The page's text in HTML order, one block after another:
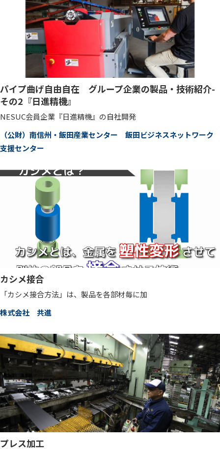
パイプ曲げ自由自在 グループ企業の製品・技術紹介-
その2『日進精機』
NESUC会員企業『日進精機』の自社開発
（公財）南信州・飯田産業センター 飯田ビジネスネットワーク
支援センター
カシメ接合
「カシメ接合方法」は、製品を各部材毎に加
株式会社 共進
プレス加工